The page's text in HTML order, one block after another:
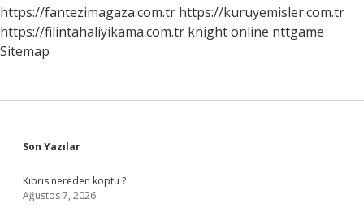
Yapmalı
https://fantezimagaza.com.tr https://kuruyemisler.com.tr
https://filintahaliyikama.com.tr knight online nttgame
Sitemap
Sidebar
Son Yazılar
Kıbrıs nereden koptu ?
Ağustos 7, 2026